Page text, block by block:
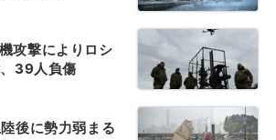
攻撃によりロシ
39人負傷
後に勢力弱まる